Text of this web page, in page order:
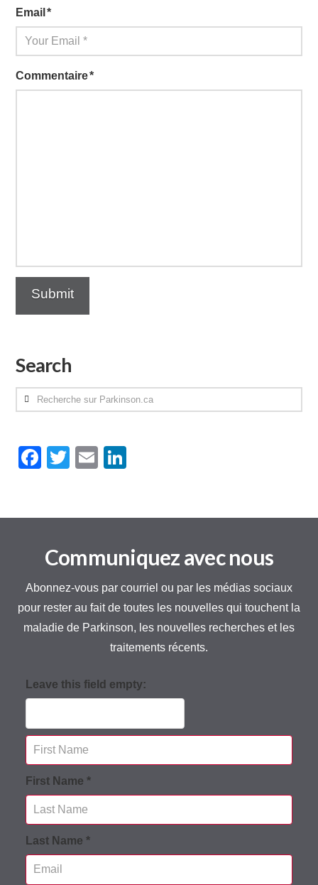
Email*
Commentaire*
Search
Recherche
sur
Facebook
TwitterEmail
Communiquez avec nous
Abonnez-vous par courriel ou par les médias sociaux
pour rester au fait de toutes les nouvelles qui touchent la
maladie de Parkinson, les nouvelles recherches et les
traitements récents.
Leave this field empty:
First Name *
Last Name *